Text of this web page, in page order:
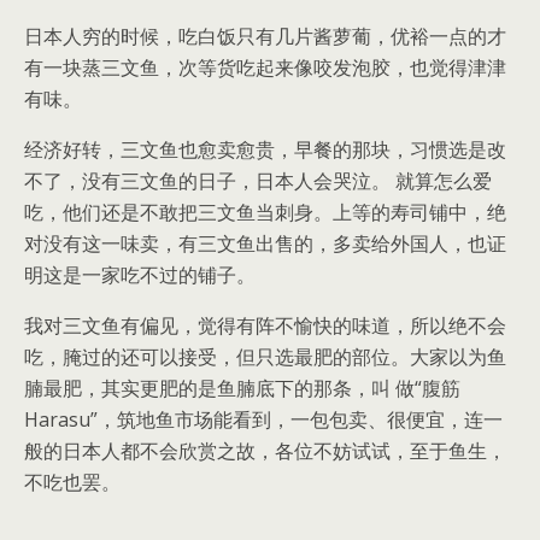
日本人穷的时候，吃白饭只有几片酱萝葡，优裕一点的才
有一块蒸三文鱼，次等货吃起来像咬发泡胶，也觉得津津
有味。
经济好转，三文鱼也愈卖愈贵，早餐的那块，习惯选是改
不了，没有三文鱼的日子，日本人会哭泣。 就算怎么爱
吃，他们还是不敢把三文鱼当刺身。上等的寿司铺中，绝
对没有这一味卖，有三文鱼出售的，多卖给外国人，也证
明这是一家吃不过的铺子。
我对三文鱼有偏见，觉得有阵不愉快的味道，所以绝不会
吃，腌过的还可以接受，但只选最肥的部位。大家以为鱼
腩最肥，其实更肥的是鱼腩底下的那条，叫 做“腹筋
Harasu”，筑地鱼市场能看到，一包包卖、很便宜，连一
般的日本人都不会欣赏之故，各位不妨试试，至于鱼生，
不吃也罢。